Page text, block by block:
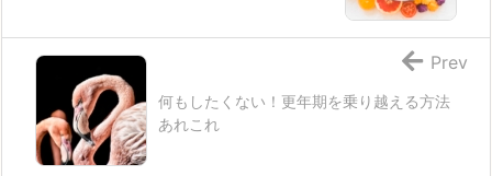
何もしたくない！更年期を乗り越える方法
あれこれ
Prev